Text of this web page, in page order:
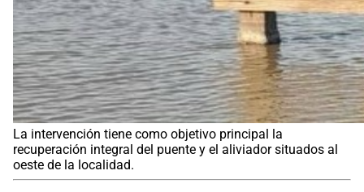
La intervención tiene como objetivo principal la
recuperación integral del puente y el aliviador situados al
oeste de la localidad.